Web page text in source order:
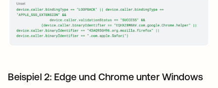
Beispiel 2: Edge und Chrome unter Windows